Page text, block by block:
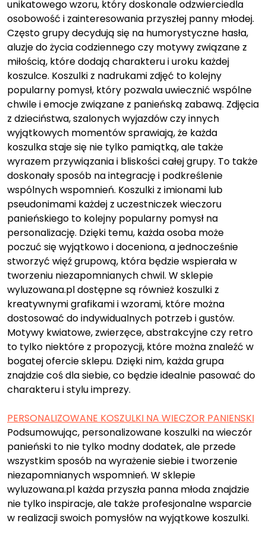
unikatowego wzoru, który doskonale odzwierciedla
osobowość i zainteresowania przyszłej panny młodej.
Często grupy decydują się na humorystyczne hasła,
aluzje do życia codziennego czy motywy związane z
miłością, które dodają charakteru i uroku każdej
koszulce. Koszulki z nadrukami zdjęć to kolejny
popularny pomysł, który pozwala uwiecznić wspólne
chwile i emocje związane z panieńską zabawą. Zdjęcia
z dzieciństwa, szalonych wyjazdów czy innych
wyjątkowych momentów sprawiają, że każda
koszulka staje się nie tylko pamiątką, ale także
wyrazem przywiązania i bliskości całej grupy. To także
doskonały sposób na integrację i podkreślenie
wspólnych wspomnień. Koszulki z imionami lub
pseudonimami każdej z uczestniczek wieczoru
panieńskiego to kolejny popularny pomysł na
personalizację. Dzięki temu, każda osoba może
poczuć się wyjątkowo i doceniona, a jednocześnie
stworzyć więź grupową, która będzie wspierała w
tworzeniu niezapomnianych chwil. W sklepie
wyluzowana.pl dostępne są również koszulki z
kreatywnymi grafikami i wzorami, które można
dostosować do indywidualnych potrzeb i gustów.
Motywy kwiatowe, zwierzęce, abstrakcyjne czy retro
to tylko niektóre z propozycji, które można znaleźć w
bogatej ofercie sklepu. Dzięki nim, każda grupa
znajdzie coś dla siebie, co będzie idealnie pasować do
charakteru i stylu imprezy.
PERSONALIZOWANE KOSZULKI NA WIECZOR PANIENSKI
Podsumowując, personalizowane koszulki na wieczór
panieński to nie tylko modny dodatek, ale przede
wszystkim sposób na wyrażenie siebie i tworzenie
niezapomnianych wspomnień. W sklepie
wyluzowana.pl każda przyszła panna młoda znajdzie
nie tylko inspiracje, ale także profesjonalne wsparcie
w realizacji swoich pomysłów na wyjątkowe koszulki.